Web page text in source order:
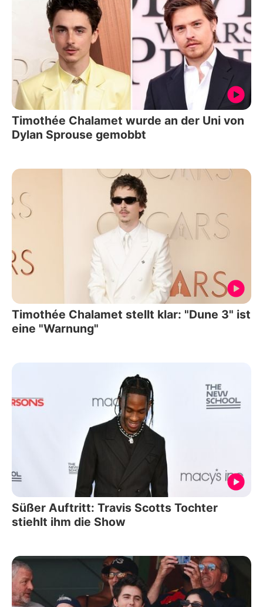
Timothée Chalamet wurde an der Uni von
Dylan Sprouse gemobbt
Timothée Chalamet stellt klar: "Dune 3" ist
eine "Warnung"
Süßer Auftritt: Travis Scotts Tochter
stiehlt ihm die Show